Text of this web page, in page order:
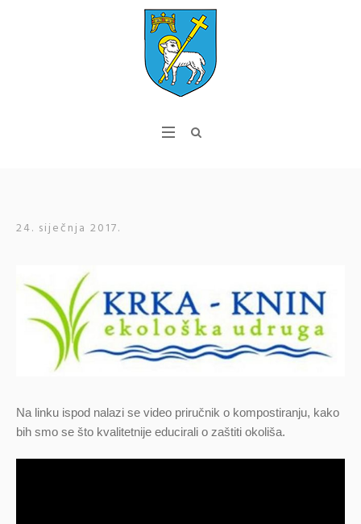
24. siječnja 2017.
Na linku ispod nalazi se video priručnik o kompostiranju, kako
bih smo se što kvalitetnije educirali o zaštiti okoliša.